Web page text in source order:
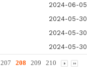
2024-06-05
2024-05-30
2024-05-30
2024-05-30
207 208 209 210